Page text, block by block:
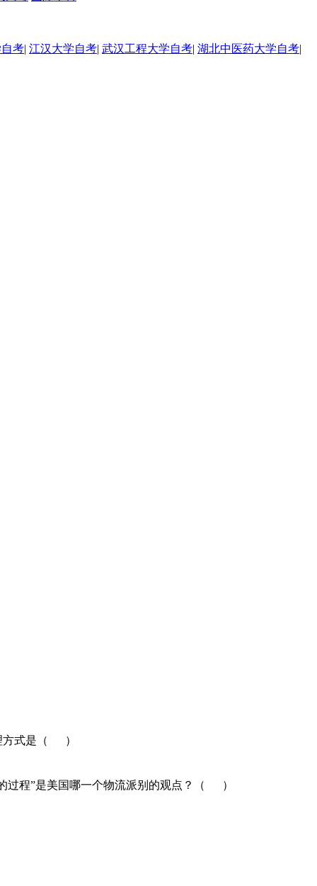
考| 江汉大学自考| 武汉工程大学自考| 湖北中医药大学自考|
方式是（ ）
过程”是美国哪一个物流派别的观点？（ ）